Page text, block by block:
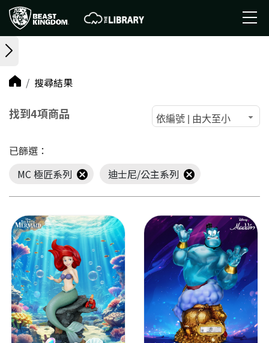
搜尋結果
找到4項商品 依編號 | 由大至小
已篩選：
MC 極匠系列
迪士尼/公主系列